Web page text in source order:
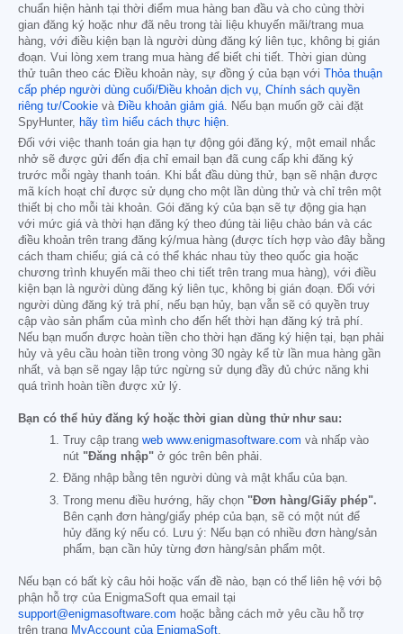
chuẩn hiện hành tại thời điểm mua hàng ban đầu và cho cùng thời
gian đăng ký hoặc như đã nêu trong tài liệu khuyến mãi/trang mua
hàng, với điều kiện bạn là người dùng đăng ký liên tục, không bị gián
đoạn. Vui lòng xem trang mua hàng để biết chi tiết. Thời gian dùng
thử tuân theo các Điều khoản này, sự đồng ý của bạn với Thỏa thuận
cấp phép người dùng cuối/Điều khoản dịch vụ, Chính sách quyền
riêng tư/Cookie và Điều khoản giảm giá. Nếu bạn muốn gỡ cài đặt
SpyHunter, hãy tìm hiểu cách thực hiện.
Đối với việc thanh toán gia hạn tự động gói đăng ký, một email nhắc
nhở sẽ được gửi đến địa chỉ email bạn đã cung cấp khi đăng ký
trước mỗi ngày thanh toán. Khi bắt đầu dùng thử, bạn sẽ nhận được
mã kích hoạt chỉ được sử dụng cho một lần dùng thử và chỉ trên một
thiết bị cho mỗi tài khoản. Gói đăng ký của bạn sẽ tự động gia hạn
với mức giá và thời hạn đăng ký theo đúng tài liệu chào bán và các
điều khoản trên trang đăng ký/mua hàng (được tích hợp vào đây bằng
cách tham chiếu; giá cả có thể khác nhau tùy theo quốc gia hoặc
chương trình khuyến mãi theo chi tiết trên trang mua hàng), với điều
kiện bạn là người dùng đăng ký liên tục, không bị gián đoạn. Đối với
người dùng đăng ký trả phí, nếu bạn hủy, bạn vẫn sẽ có quyền truy
cập vào sản phẩm của mình cho đến hết thời hạn đăng ký trả phí.
Nếu bạn muốn được hoàn tiền cho thời hạn đăng ký hiện tại, bạn phải
hủy và yêu cầu hoàn tiền trong vòng 30 ngày kể từ lần mua hàng gần
nhất, và bạn sẽ ngay lập tức ngừng sử dụng đầy đủ chức năng khi
quá trình hoàn tiền được xử lý.
Bạn có thể hủy đăng ký hoặc thời gian dùng thử như sau:
Truy cập trang web www.enigmasoftware.com và nhấp vào
nút "Đăng nhập" ở góc trên bên phải.
Đăng nhập bằng tên người dùng và mật khẩu của bạn.
Trong menu điều hướng, hãy chọn "Đơn hàng/Giấy phép".
Bên cạnh đơn hàng/giấy phép của bạn, sẽ có một nút để
hủy đăng ký nếu có. Lưu ý: Nếu bạn có nhiều đơn hàng/sản
phẩm, bạn cần hủy từng đơn hàng/sản phẩm một.
Nếu bạn có bất kỳ câu hỏi hoặc vấn đề nào, bạn có thể liên hệ với bộ
phận hỗ trợ của EnigmaSoft qua email tại
support@enigmasoftware.com hoặc bằng cách mở yêu cầu hỗ trợ
trên trang MyAccount của EnigmaSoft